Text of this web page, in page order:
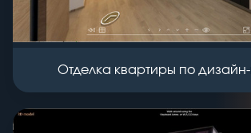
Отделка квартиры по дизайн-